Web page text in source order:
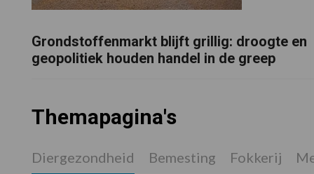
Grondstoffenmarkt blijft grillig: droogte en
geopolitiek houden handel in de greep
Themapagina's
Diergezondheid Bemesting Fokkerij